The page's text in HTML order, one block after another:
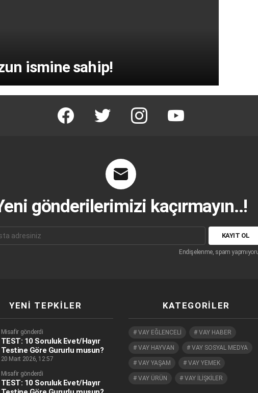
ismine sahip!
facebook twitter instagram youtube
gönderilerimizi kaçırmayın..!
Endişelenme, spam
YENI TEPKILER
Misafir gönderdi
TEST: 10 Soruluk Evet/Hayır
Testine Göre Gururlu musun?
20 Mart 2026, 12:57
Misafir gönderdi
TEST: 10 Soruluk Evet/Hayır
KATEGORILER
VAY EĞLENCELİ VAY HABER
VAY HAYVAN VAY SOSYAL MEDYA
VAY YAŞAM VAY YEMEK
VAY ÜRÜN VAY İLİŞKİLER